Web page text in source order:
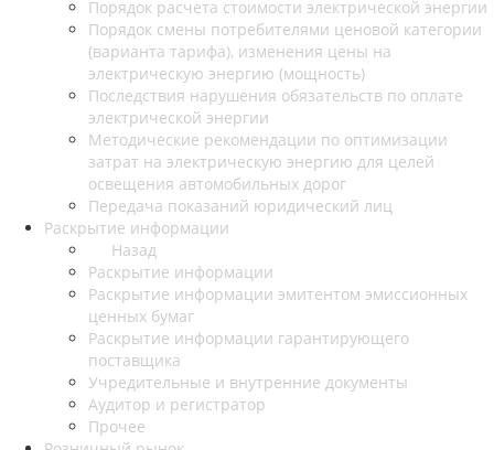
Порядок расчета стоимости электрической энергии
Порядок смены потребителями ценовой категории
(варианта тарифа), изменения цены на
электрическую энергию (мощность)
Последствия нарушения обязательств по оплате
электрической энергии
Методические рекомендации по оптимизации
затрат на электрическую энергию для целей
освещения автомобильных дорог
Передача показаний юридический лиц
Раскрытие информации
Назад
Раскрытие информации
Раскрытие информации эмитентом эмиссионных
ценных бумаг
Раскрытие информации гарантирующего
поставщика
Учредительные и внутренние документы
Аудитор и регистратор
Прочее